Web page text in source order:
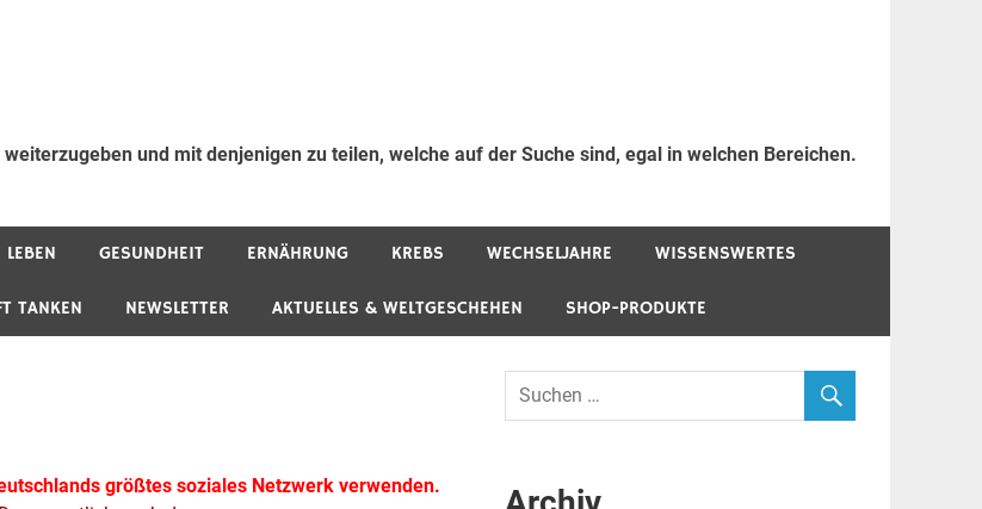
und mit denjenigen zu teilen, welche auf der Suche sind, egal in welchen Bereichen.
LEBEN GESUNDHEIT ERNÄHRUNG KREBS WECHSELJAHRE WISSENSWERTES
TANKEN NEWSLETTER AKTUELLES & WELTGESCHEHEN SHOP-PRODUKTE
größtes soziales Netzwerk verwenden.